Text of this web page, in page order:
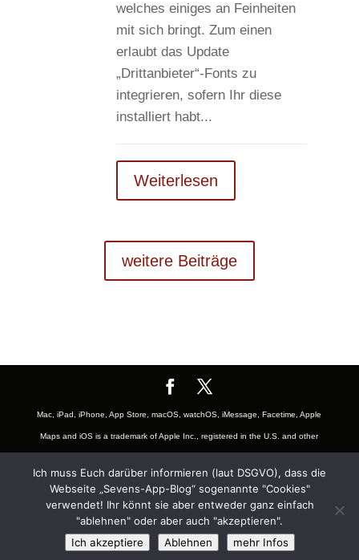
welches einiges an Feinheiten
mit sich bringt. Zum einen
erlaubt das Update
„Drittanbieter“-Fonts zu
integrieren, sofern Ihr diese
installiert habt...
Weiterlesen
weitere Beiträge
Mac, iPad, iPhone, App Store, macOS, watchOS, iMessage, Facetime, Apple
Maps and iOS is a trademark of Apple Inc., registered in the U.S. and other
and other countries. App Store is a service mark of Apple Inc., registered in
the U.S. and other countries. Also the Mac and iOS Badge is a trademark of
Apple, Inc. Youtube is a Trademark of Google LLC and registered in U.S.
and other countries and belongs to the subsidiary company Alphabet Inc.
Ich muss Euch darüber informieren (laut DSGVO), dass die
Webseite „Sevens-App-Blog“ sogenannte "Cookies"
verwendet! Ihr könnt sie aber entweder ganz einfach
"ablehnen" oder aber auch "akzeptieren".
Ich akzeptiere
Ablehnen mehr Infos